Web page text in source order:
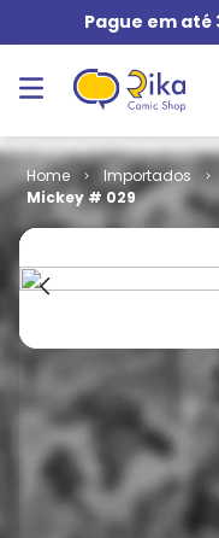
Pague em até
Importados
Mickey # 029